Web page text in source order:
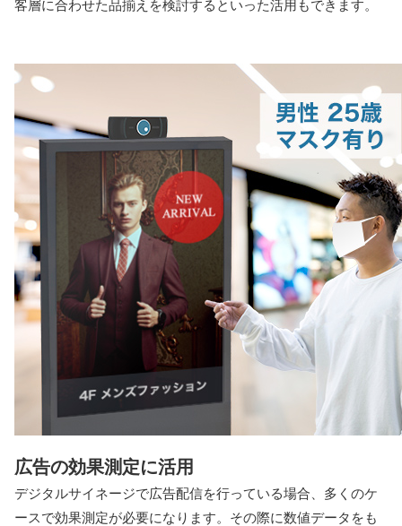
客層に合わせた品揃えを検討するといった活用もできます。
広告の効果測定に活用
デジタルサイネージで広告配信を行っている場合、多くのケ
ースで効果測定が必要になります。その際に数値データをも